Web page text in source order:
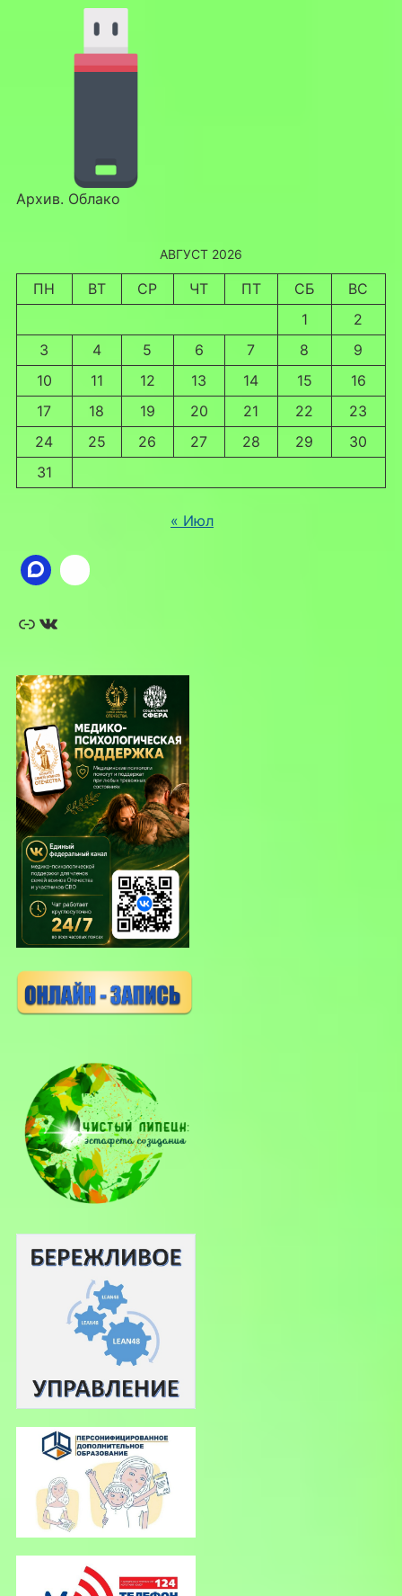
Архив. Облако
АВГУСТ 2026
ПН ВТ СР ЧТ ПТ СБ
ВС
1
2
3
4 5 6 7 8
9
10
11 12 13 14 15
16
17
18 19 20 21 22
23
24
25 26 27 28 29
30
31
« Июл